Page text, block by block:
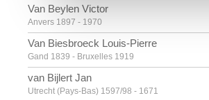
vous leur avez fournies ou
Van Beylen Victor
Anvers 1897 - 1970
Van Biesbroeck Louis-Pierre
Gand 1839 - Bruxelles 1919
van Bijlert Jan
Utrecht (Pays-Bas) 1597/98 - 1671